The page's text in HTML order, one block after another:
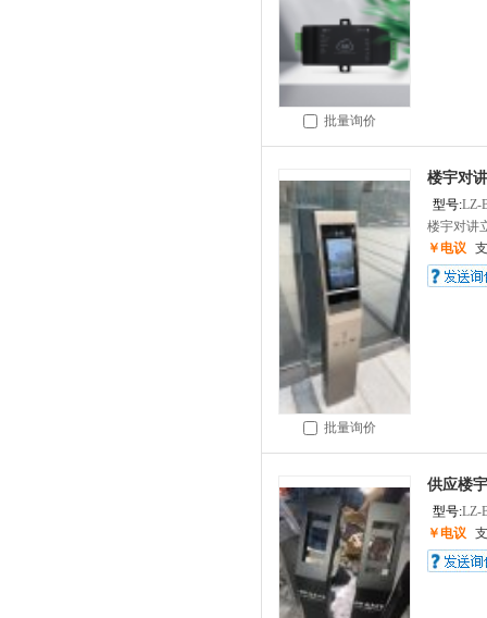
批量询价
批量询价
楼宇对
型号:LZ-
楼宇对讲
￥电议
供应楼
型号:LZ-
￥电议